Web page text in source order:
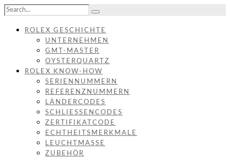
ROLEX GESCHICHTE
UNTERNEHMEN
GMT-MASTER
OYSTERQUARTZ
ROLEX KNOW-HOW
SERIENNUMMERN
REFERENZNUMMERN
LÄNDERCODES
SCHLIESSENCODES
ZERTIFIKATCODE
ECHTHEITSMERKMALE
LEUCHTMASSE
ZUBEHÖR